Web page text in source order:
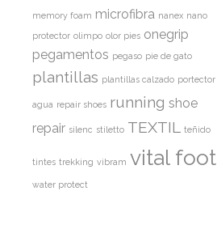
memory foam microfibra nanex nano
protector olimpo olor pies onegrip
pegamentos pegaso pie de gato
plantillas plantillas calzado portector
agua repair shoes running shoe
repair silenc stiletto TEXTIL teñido
tintes trekking vibram vital foot
water protect